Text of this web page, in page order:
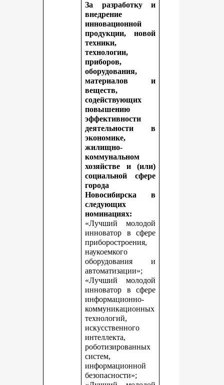
За разработку и
внедрение
инновационной
продукции, новой
техники,
технологии,
приборов,
оборудования,
материалов и
веществ,
содействующих
повышению
эффективности
деятельности в
экономике,
жилищно-
коммунальном
хозяйстве и (или)
социальной сфере
города
Новосибирска в
следующих
номинациях:
«Лучший молодой
инноватор в сфере
приборостроения,
наукоемкого
оборудования и
автоматизации»;
«Лучший молодой
инноватор в сфере
информационно-
коммуникационных
технологий,
искусственного
интеллекта,
роботизированных
систем,
информационной
безопасности»;